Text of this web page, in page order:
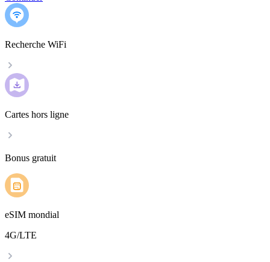
Recherche WiFi
Cartes hors ligne
Bonus gratuit
eSIM mondial
4G/LTE